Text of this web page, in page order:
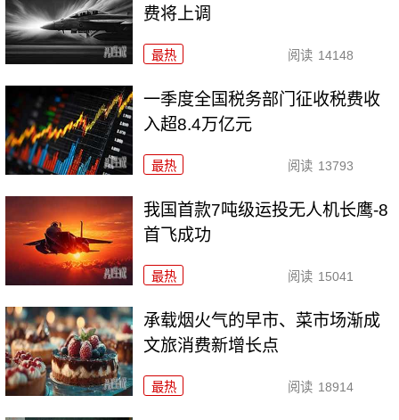
费将上调
最热 阅读 14148
一季度全国税务部门征收税费收
入超8.4万亿元
最热 阅读 13793
我国首款7吨级运投无人机长鹰-8
首飞成功
最热 阅读 15041
承载烟火气的早市、菜市场渐成
文旅消费新增长点
最热 阅读 18914